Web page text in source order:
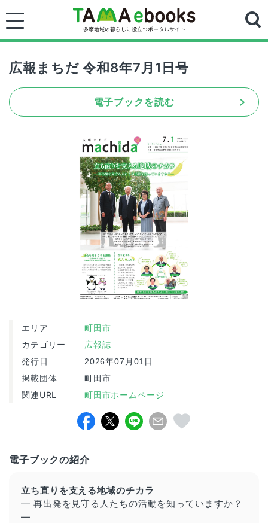
広報まちだ 令和8年7月1日号
電子ブックを読む
エリア 町田市
カテゴリー 広報誌
発行日 2026年07月01日
掲載団体 町田市
関連URL 町田市ホームページ
電子ブックの紹介
立ち直りを支える地域のチカラ
― 再出発を見守る人たちの活動を知っていますか？
―